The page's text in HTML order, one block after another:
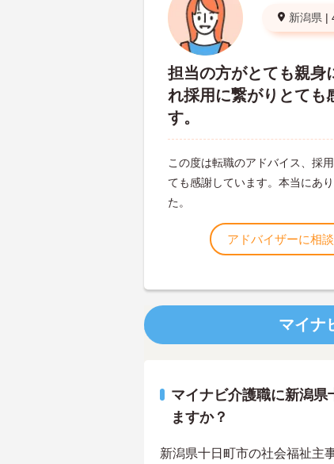
新潟県 |
担当の方がとても親身
れ採用に繋がりとても
す。
この度は転職のアドバイス、採
ても感謝しています。本当にあ
た。
アドバイザーに相
マイナ
マイナビ介護職に新潟県
ますか？
新潟県十日町市の社会福祉主